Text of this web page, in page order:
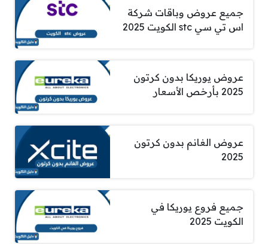
جميع عروض وباقات شركة
اس تي سي stc الكويت 2025
عروض يوريكا بدون كرتون
2025 بأرخص الأسعار
عروض الغانم بدون كرتون
2025
جميع فروع يوريكا في
الكويت 2025